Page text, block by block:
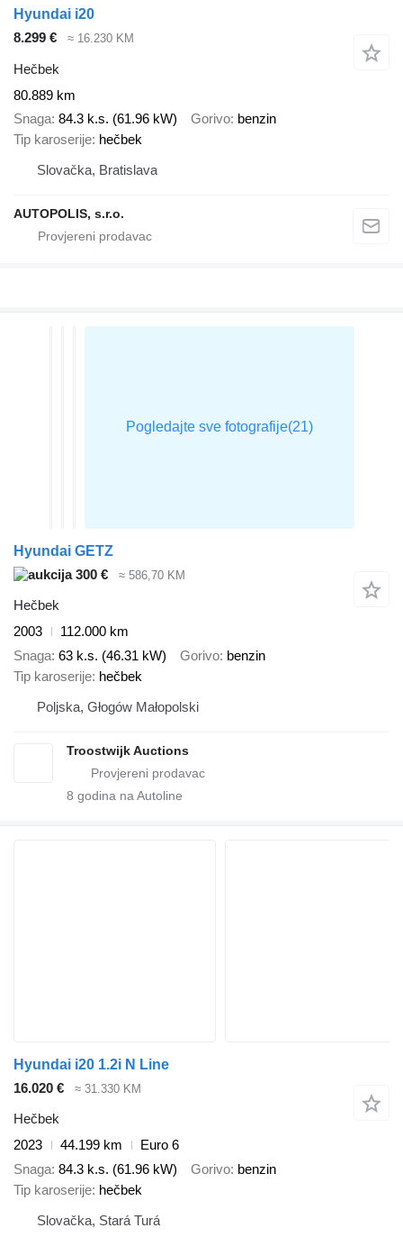
Hyundai i20
8.299 €
≈ 16.230 KM
Hečbek
80.889 km
Snaga 84.3 k.s. (61.96 kW) Gorivo benzin
Tip karoserije hečbek
Slovačka, Bratislava
AUTOPOLIS, s.r.o.
Hyundai GETZ
300 €
≈ 586,70 KM
Hečbek
2003
112.000 km
Snaga 63 k.s. (46.31 kW) Gorivo benzin
Tip karoserije hečbek
Poljska, Głogów Małopolski
Troostwijk Auctions
8 godina na Autoline
Hyundai i20 1.2i N Line
16.020 €
≈ 31.330 KM
Hečbek
2023
44.199 km
Euro 6
Snaga 84.3 k.s. (61.96 kW) Gorivo benzin
Tip karoserije hečbek
Slovačka, Stará Turá